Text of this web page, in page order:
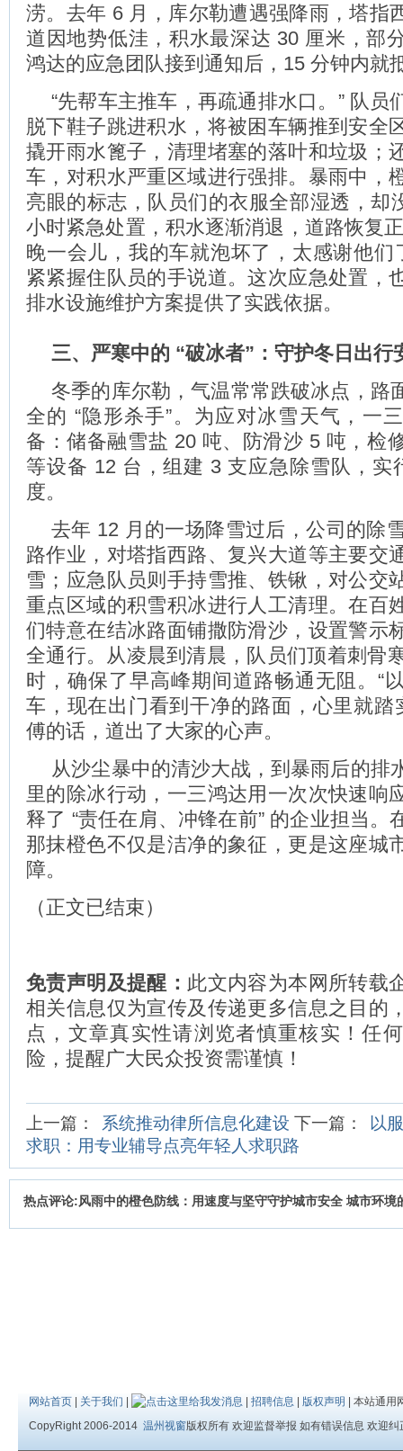
涝。去年 6 月，库尔勒遭遇强降雨，塔指
道因地势低洼，积水最深达 30 厘米，部
鸿达的应急团队接到通知后，15 分钟内就
“先帮车主推车，再疏通排水口。” 队员
脱下鞋子跳进积水，将被困车辆推到安全
撬开雨水篦子，清理堵塞的落叶和垃圾；
车，对积水严重区域进行强排。暴雨中，
亮眼的标志，队员们的衣服全部湿透，却
小时紧急处置，积水逐渐消退，道路恢复
晚一会儿，我的车就泡坏了，太感谢他们
紧紧握住队员的手说道。这次应急处置，
排水设施维护方案提供了实践依据。
三、严寒中的 “破冰者”：守护冬日出行
冬季的库尔勒，气温常常跌破冰点，路
全的 “隐形杀手”。为应对冰雪天气，一
备：储备融雪盐 20 吨、防滑沙 5 吨，检
等设备 12 台，组建 3 支应急除雪队，实
度。
去年 12 月的一场降雪过后，公司的除
路作业，对塔指西路、复兴大道等主要交
雪；应急队员则手持雪推、铁锹，对公交
重点区域的积雪积冰进行人工清理。在百
们特意在结冰路面铺撒防滑沙，设置警示
全通行。从凌晨到清晨，队员们顶着刺骨
时，确保了早高峰期间道路畅通无阻。“
车，现在出门看到干净的路面，心里就踏
傅的话，道出了大家的心声。
从沙尘暴中的清沙大战，到暴雨后的排
里的除冰行动，一三鸿达用一次次快速响
释了 “责任在肩、冲锋在前” 的企业担当。
那抹橙色不仅是洁净的象征，更是这座城
障。
（正文已结束）
免责声明及提醒： 此文内容为本网所转载
相关信息仅为宣传及传递更多信息之目的
点，文章真实性请浏览者慎重核实！任
险，提醒广大民众投资需谨慎！
上一篇： 系统推动律所信息化建设 下一篇：
以
求职：用专业辅导点亮年轻人求职路
热点评论:风雨中的橙色防线：用速度与坚守守护城市安全 城市环境
网站首页 | 关于我们 | | 招聘信息 | 版权声明 | 本站通用
CopyRight 2006-2014 温州视窗版权所有 欢迎监督举报 如有错误信息 欢迎纠